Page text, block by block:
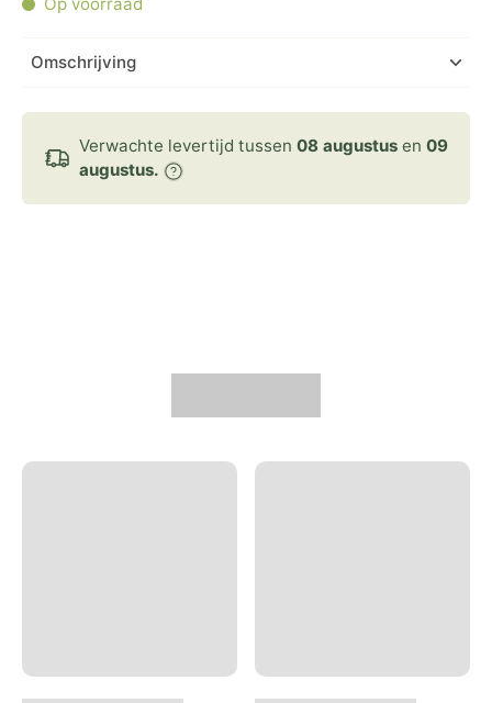
Omschrijving
Verwachte levertijd tussen 08 augustus en 09
augustus.